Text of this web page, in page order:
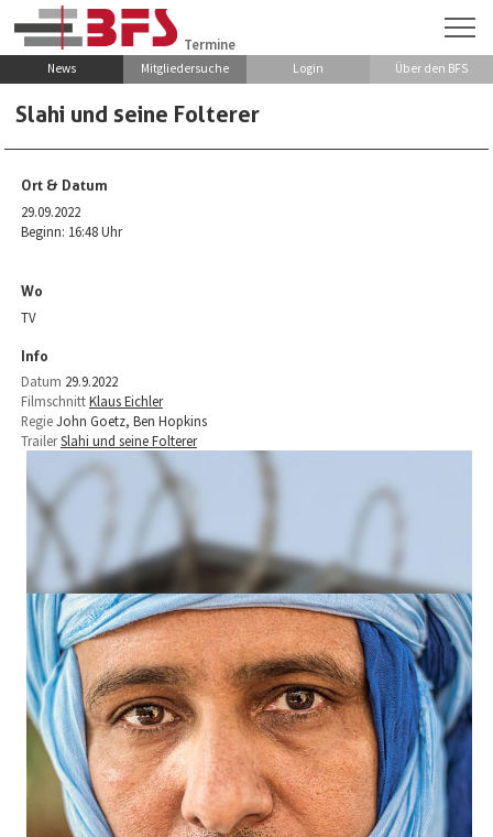
Zum Hauptinhalt springen
Termine
News Mitgliedersuche Login Über den BFS
Slahi und seine Folterer
Ort & Datum
29.09.2022
Beginn: 16:48 Uhr
Wo
TV
Info
Datum 29.9.2022
FilmschnittKlaus Eichler
RegieJohn Goetz, Ben Hopkins
TrailerSlahi und seine Folterer